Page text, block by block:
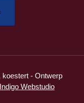
- Ontwerp
Indigo Webstudio